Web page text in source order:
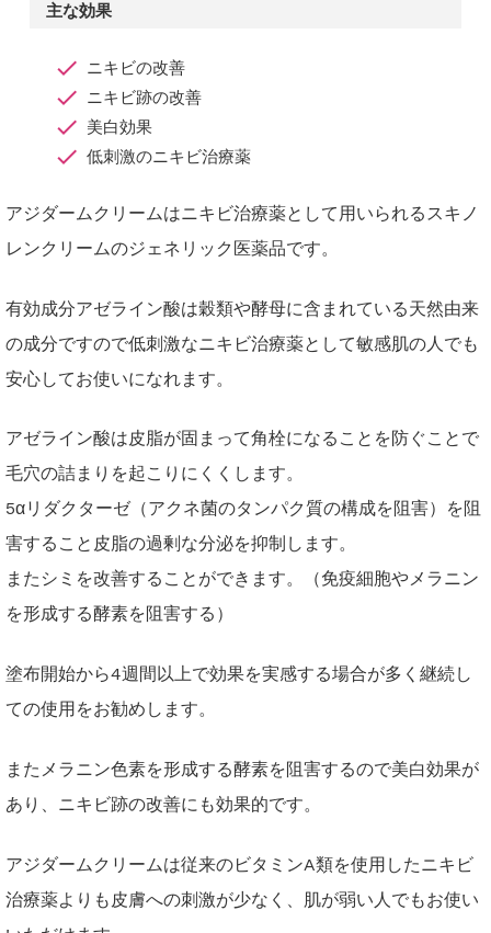
主な効果
ニキビの改善
ニキビ跡の改善
美白効果
低刺激のニキビ治療薬
アジダームクリームはニキビ治療薬として用いられるスキノ
レンクリームのジェネリック医薬品です。
有効成分アゼライン酸は穀類や酵母に含まれている天然由来
の成分ですので低刺激なニキビ治療薬として敏感肌の人でも
安心してお使いになれます。
アゼライン酸は皮脂が固まって角栓になることを防ぐことで
毛穴の詰まりを起こりにくくします。
5αリダクターゼ（アクネ菌のタンパク質の構成を阻害）を阻
害すること皮脂の過剰な分泌を抑制します。
またシミを改善することができます。（免疫細胞やメラニン
を形成する酵素を阻害する）
塗布開始から4週間以上で効果を実感する場合が多く継続し
ての使用をお勧めします。
またメラニン色素を形成する酵素を阻害するので美白効果が
あり、ニキビ跡の改善にも効果的です。
アジダームクリームは従来のビタミンA類を使用したニキビ
治療薬よりも皮膚への刺激が少なく、肌が弱い人でもお使い